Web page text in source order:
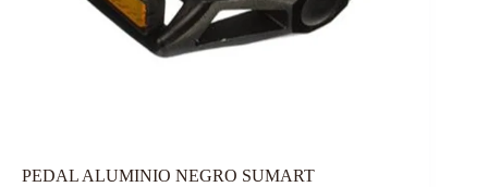
PEDAL ALUMINIO NEGRO SUMART